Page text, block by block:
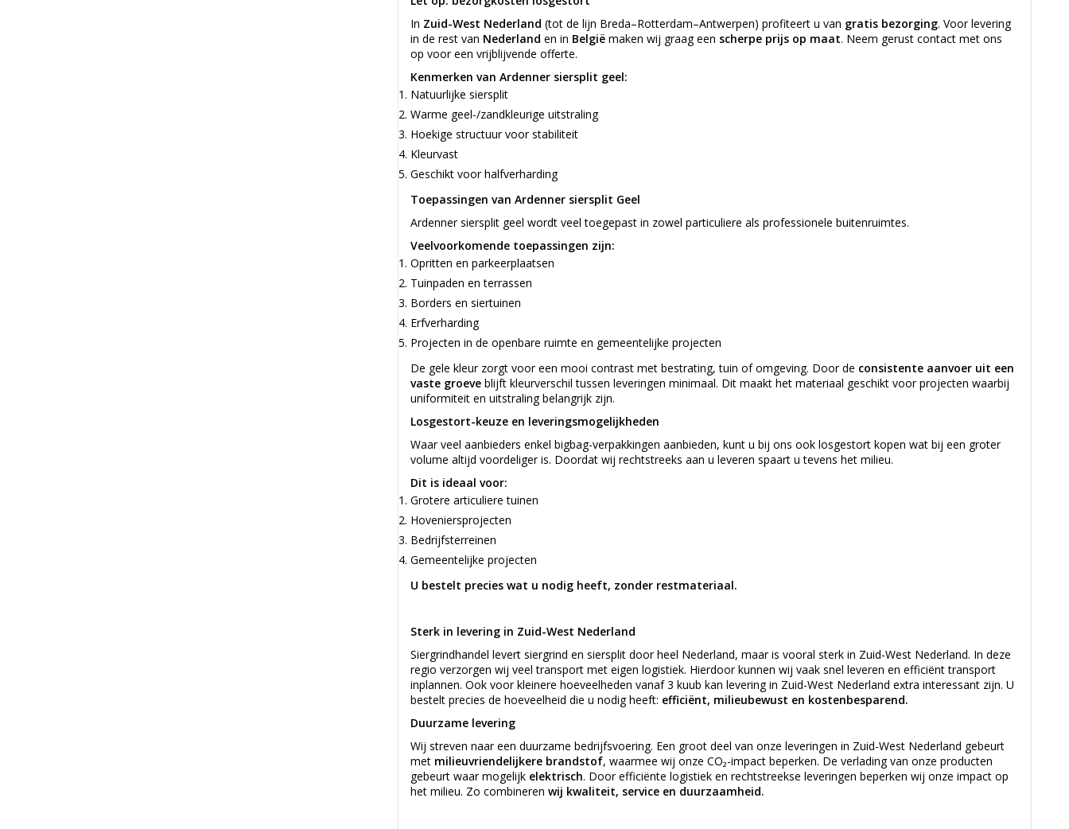
In Zuid-West Nederland (tot de lijn Breda–Rotterdam–Antwerpen) profiteert u van gratis bezorging. Voor levering
in de rest van Nederland en in België maken wij graag een scherpe prijs op maat. Neem gerust contact met ons
op voor een vrijblijvende offerte.
Kenmerken van Ardenner siersplit geel:
Natuurlijke siersplit
Warme geel-/zandkleurige uitstraling
Hoekige structuur voor stabiliteit
Kleurvast
Geschikt voor halfverharding
Toepassingen van Ardenner siersplit Geel
Ardenner siersplit geel wordt veel toegepast in zowel particuliere als professionele buitenruimtes.
Veelvoorkomende toepassingen zijn:
Opritten en parkeerplaatsen
Tuinpaden en terrassen
Borders en siertuinen
Erfverharding
Projecten in de openbare ruimte en gemeentelijke projecten
De gele kleur zorgt voor een mooi contrast met bestrating, tuin of omgeving. Door de consistente aanvoer uit een
vaste groeve blijft kleurverschil tussen leveringen minimaal. Dit maakt het materiaal geschikt voor projecten waarbij
uniformiteit en uitstraling belangrijk zijn.
Losgestort-keuze en leveringsmogelijkheden
Waar veel aanbieders enkel bigbag-verpakkingen aanbieden, kunt u bij ons ook losgestort kopen wat bij een groter
volume altijd voordeliger is. Doordat wij rechtstreeks aan u leveren spaart u tevens het milieu.
Dit is ideaal voor:
Grotere articuliere tuinen
Hoveniersprojecten
Bedrijfsterreinen
Gemeentelijke projecten
U bestelt precies wat u nodig heeft, zonder restmateriaal.
Sterk in levering in Zuid-West Nederland
Siergrindhandel levert siergrind en siersplit door heel Nederland, maar is vooral sterk in Zuid-West Nederland. In deze
regio verzorgen wij veel transport met eigen logistiek. Hierdoor kunnen wij vaak snel leveren en efficiënt transport
inplannen. Ook voor kleinere hoeveelheden vanaf 3 kuub kan levering in Zuid-West Nederland extra interessant zijn. U
bestelt precies de hoeveelheid die u nodig heeft: efficiënt, milieubewust en kostenbesparend.
Duurzame levering
Wij streven naar een duurzame bedrijfsvoering. Een groot deel van onze leveringen in Zuid-West Nederland gebeurt
met milieuvriendelijkere brandstof, waarmee wij onze CO₂-impact beperken. De verlading van onze producten
gebeurt waar mogelijk elektrisch. Door efficiënte logistiek en rechtstreekse leveringen beperken wij onze impact op
het milieu. Zo combinerenwij kwaliteit, service en duurzaamheid.